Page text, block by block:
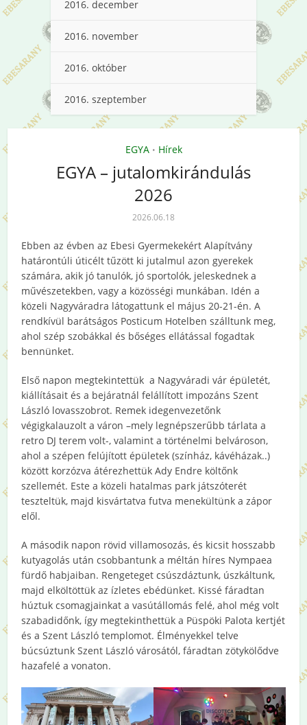
2016. december
2016. november
2016. október
2016. szeptember
EGYA • Hírek
EGYA – jutalomkirándulás
2026
2026.06.18
Ebben az évben az Ebesi Gyermekekért Alapítvány
határontúli úticélt tűzött ki jutalmul azon gyerekek
számára, akik jó tanulók, jó sportolók, jeleskednek a
művészetekben, vagy a közösségi munkában. Idén a
közeli Nagyváradra látogattunk el május 20-21-én. A
rendkívül barátságos Posticum Hotelben szálltunk meg,
ahol szép szobákkal és bőséges ellátással fogadtak
bennünket.
Első napon megtekintettük a Nagyváradi vár épületét,
kiállításait és a bejáratnál felállított impozáns Szent
László lovasszobrot. Remek idegenvezetőnk
végigkalauzolt a váron –mely legnépszerűbb tárlata a
retro DJ terem volt-, valamint a történelmi belvároson,
ahol a szépen felújított épületek (színház, kávéházak..)
között korzózva átérezhettük Ady Endre költőnk
szellemét. Este a közeli hatalmas park játszóterét
teszteltük, majd kisvártatva futva menekültünk a zápor
elől.
A második napon rövid villamosozás, és kicsit hosszabb
kutyagolás után csobbantunk a méltán híres Nympaea
fürdő habjaiban. Rengeteget csúszdáztunk, úszkáltunk,
majd elköltöttük az ízletes ebédünket. Kissé fáradtan
húztuk csomagjainkat a vasútállomás felé, ahol még volt
szabadidőnk, így megtekinthettük a Püspöki Palota kertjét
és a Szent László templomot. Élményekkel telve
búcsúztunk Szent László városától, fáradtan zötykölődve
hazafelé a vonaton.